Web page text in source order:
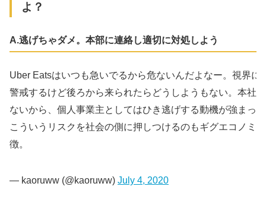
よ？
A.逃げちゃダメ。本部に連絡し適切に対処しよう
Uber Eatsはいつも急いでるから危ないんだよなー。視界に
警戒するけど後ろから来られたらどうしようもない。本社
ないから、個人事業主としてはひき逃げする動機が強まっ
こういうリスクを社会の側に押しつけるのもギグエコノミ
徴。
— kaoruww (@kaoruww) July 4, 2020